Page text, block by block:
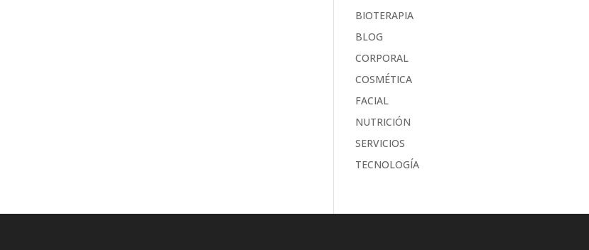
BIOTERAPIA
BLOG
CORPORAL
COSMÉTICA
FACIAL
NUTRICIÓN
SERVICIOS
TECNOLOGÍA